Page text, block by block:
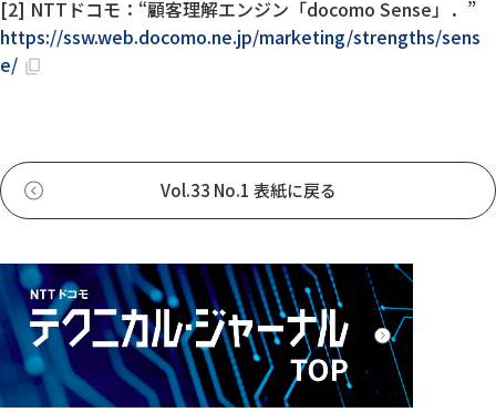
[2] NTTドコモ：“顧客理解エンジン「docomo Sense」．”
https://ssw.web.docomo.ne.jp/marketing/strengths/sens
e/
Vol.33 No.1 表紙に戻る